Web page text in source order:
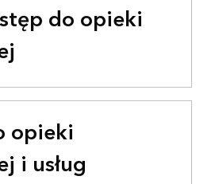
do opieki
opieki
i usług